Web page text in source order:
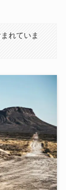
れていま